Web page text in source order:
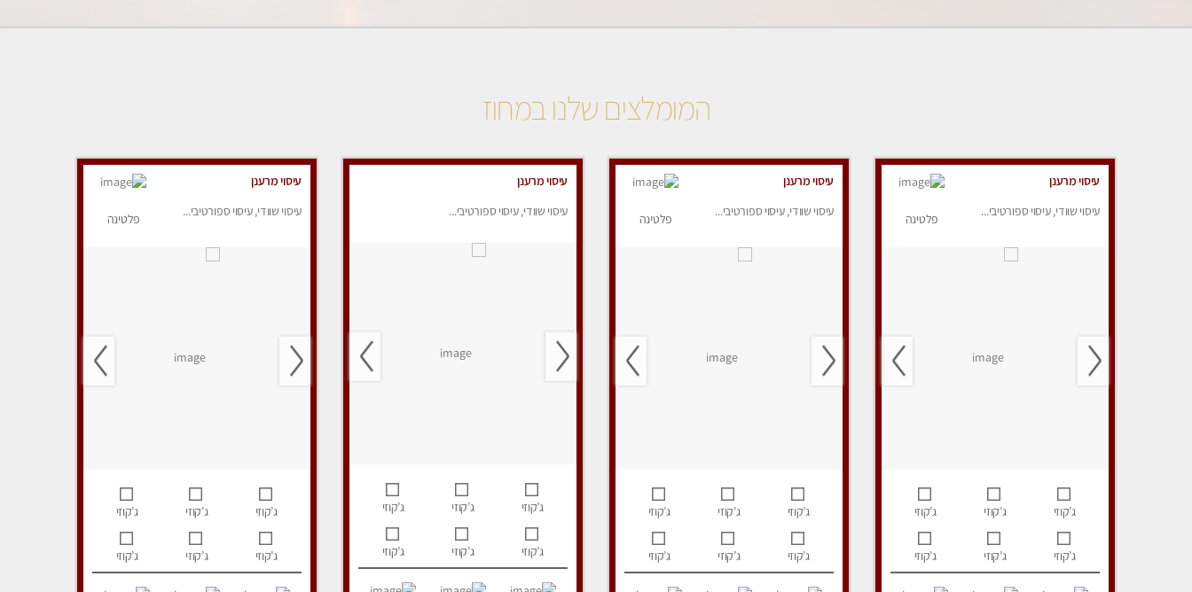
המומלצים שלנו במחוז
עיסוי מרענן
עיסוי שוודי, עיסוי ספורטיבי...
פלטינה
ג’קוזי ג’קוזי ג’קוזי
ג’קוזי ג’קוזי ג’קוזי
עיסוי מרענן
עיסוי שוודי, עיסוי ספורטיבי...
פלטינה
ג’קוזי ג’קוזי ג’קוזי
ג’קוזי ג’קוזי ג’קוזי
עיסוי מרענן
עיסוי שוודי, עיסוי ספורטיבי...
ג’קוזי ג’קוזי ג’קוזי
ג’קוזי ג’קוזי ג’קוזי
עיסוי מרענן
עיסוי שוודי, עיסוי ספורטיבי...
פלטינה
ג’קוזי ג’קוזי ג’קוזי
ג’קוזי ג’קוזי ג’קוזי